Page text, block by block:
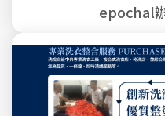
epochal